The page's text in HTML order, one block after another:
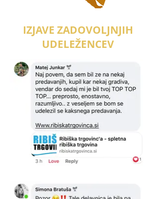
IZJAVE ZADOVOLJNJIH
UDELEŽENCEV